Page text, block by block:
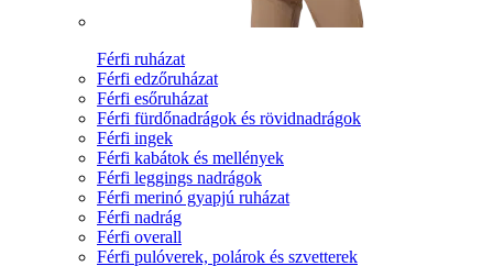
Férfi ruházat
Férfi edzőruházat
Férfi esőruházat
Férfi fürdőnadrágok és rövidnadrágok
Férfi ingek
Férfi kabátok és mellények
Férfi leggings nadrágok
Férfi merinó gyapjú ruházat
Férfi nadrág
Férfi overall
Férfi pulóverek, polárok és szvetterek